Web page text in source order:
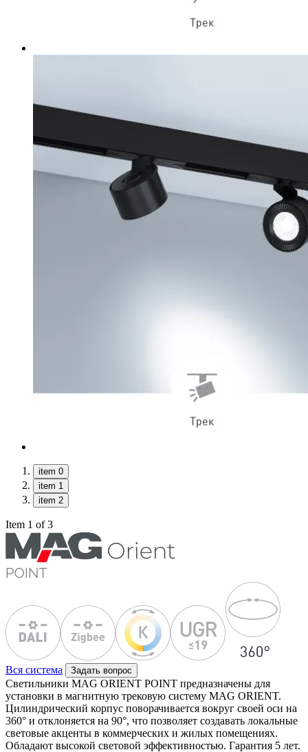
item 0
item 1
item 2
Item 1 of 3
Вся система Задать вопрос
Светильники MAG ORIENT POINT предназначены для
установки в магнитную трековую систему MAG ORIENT.
Цилиндрический корпус поворачивается вокруг своей оси на
360° и отклоняется на 90°, что позволяет создавать локальные
световые акценты в коммерческих и жилых помещениях.
Обладают высокой световой эффективностью. Гарантия 5 лет.